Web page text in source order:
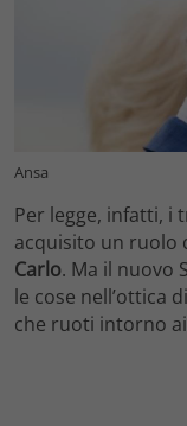
Ansa
Per legge, infatti, i
acquisito un ruolo
Carlo. Ma il nuovo
le cose nell’ottica
che ruoti intorno